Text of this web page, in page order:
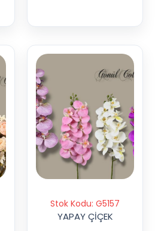
Stok Kodu: G5157
YAPAY ÇİÇEK